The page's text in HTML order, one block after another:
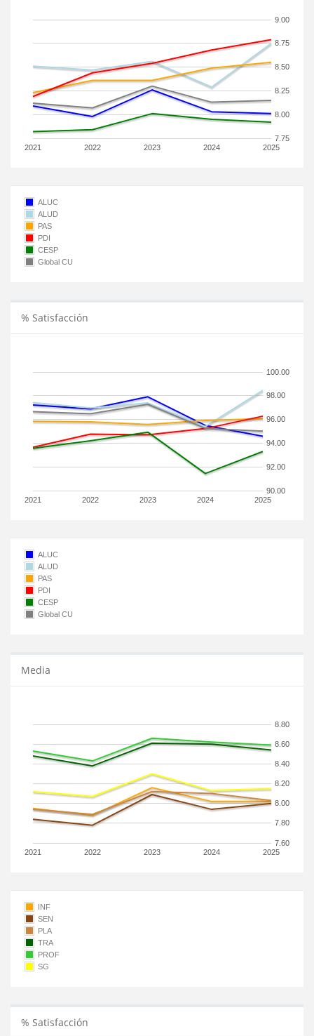
2021 2022 2023 2024 2025
7.75
8.00
8.25
8.50
8.75
9.00
ALUC
ALUD
PAS
PDI
CESP
Global CU
% Satisfacción
2021 2022 2023 2024 2025
90.00
92.00
94.00
96.00
98.00
100.00
ALUC
ALUD
PAS
PDI
CESP
Global CU
Media
2021 2022 2023 2024 2025
7.60
7.80
8.00
8.20
8.40
8.60
8.80
INF
SEN
PLA
TRA
PROF
SG
% Satisfacción